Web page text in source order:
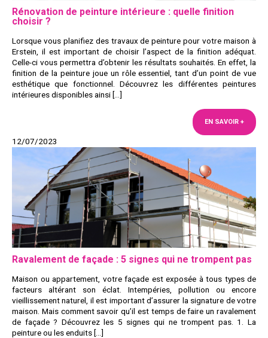
Rénovation de peinture intérieure : quelle finition
choisir ?
Lorsque vous planifiez des travaux de peinture pour votre maison à
Erstein, il est important de choisir l’aspect de la finition adéquat.
Celle-ci vous permettra d’obtenir les résultats souhaités. En effet, la
finition de la peinture joue un rôle essentiel, tant d’un point de vue
esthétique que fonctionnel. Découvrez les différentes peintures
intérieures disponibles ainsi […]
EN SAVOIR +
12/07/2023
Ravalement de façade : 5 signes qui ne trompent pas
Maison ou appartement, votre façade est exposée à tous types de
facteurs altérant son éclat. Intempéries, pollution ou encore
vieillissement naturel, il est important d’assurer la signature de votre
maison. Mais comment savoir qu’il est temps de faire un ravalement
de façade ? Découvrez les 5 signes qui ne trompent pas. 1. La
peinture ou les enduits […]